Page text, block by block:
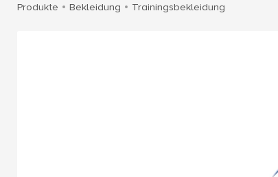
Produkte Bekleidung Trainingsbekleidung